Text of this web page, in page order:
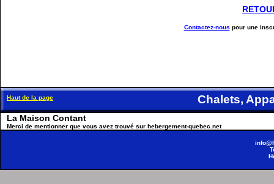
Contactez-nous pour une
Haut de la page Chalets,
La Maison Contant
Merci de mentionner que vous avez trouvé sur hebergement-quebec.net